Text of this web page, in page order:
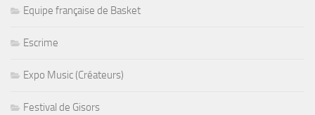
Equipe française de Basket
Escrime
Expo Music (Créateurs)
Festival de Gisors